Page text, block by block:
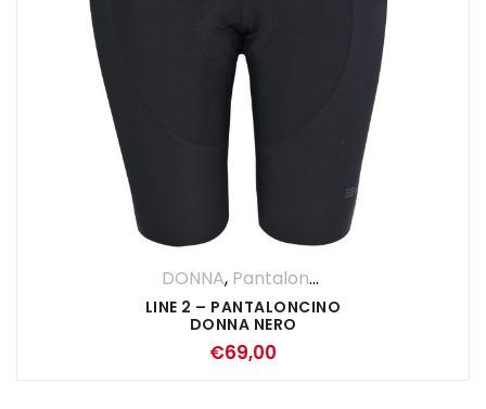
DONNA, Pantaloncini
LINE 2 – PANTALONCINO
DONNA NERO
€69,00